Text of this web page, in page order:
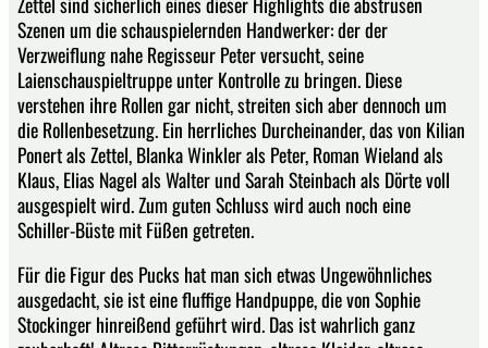
Szenen um die schauspielernden Handwerker: der der
Verzweiflung nahe Regisseur Peter versucht, seine
Laienschauspieltruppe unter Kontrolle zu bringen. Diese
verstehen ihre Rollen gar nicht, streiten sich aber dennoch um
die Rollenbesetzung. Ein herrliches Durcheinander, das von Kilian
Ponert als Zettel, Blanka Winkler als Peter, Roman Wieland als
Klaus, Elias Nagel als Walter und Sarah Steinbach als Dörte voll
ausgespielt wird. Zum guten Schluss wird auch noch eine
Schiller-Büste mit Füßen getreten.
Für die Figur des Pucks hat man sich etwas Ungewöhnliches
ausgedacht, sie ist eine fluffige Handpuppe, die von Sophie
Stockinger hinreißend geführt wird. Das ist wahrlich ganz